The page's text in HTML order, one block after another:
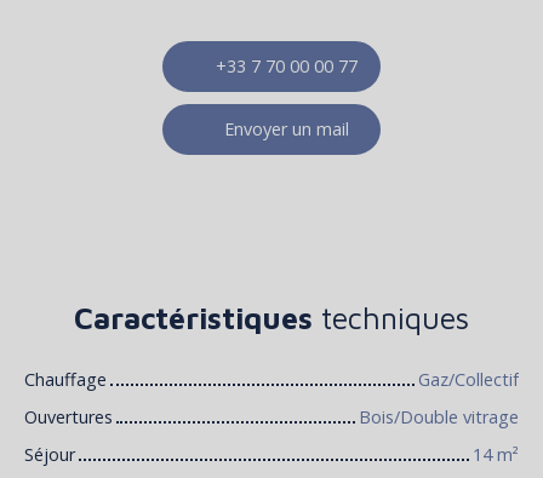
+33 7 70 00 00 77
Envoyer un mail
Caractéristiques techniques
Chauffage
Gaz/Collectif
Ouvertures
Bois/Double vitrage
Séjour
14m²